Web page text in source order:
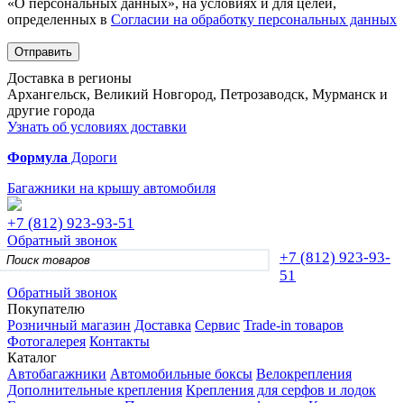
определенных в Согласии на обработку персональных данных
Отправить
Доставка в регионы
Архангельск, Великий Новгород, Петрозаводск, Мурманск и
другие города
Узнать об условиях доставки
Формула Дороги
Багажники на крышу автомобиля
+7 (812) 923-93-51
Обратный звонок
+7 (812) 923-93-
51
Обратный звонок
Покупателю
Розничный магазин Доставка Сервис Trade-in товаров
Фотогалерея Контакты
Каталог
Автобагажники Автомобильные боксы Велокрепления
Дополнительные крепления Крепления для серфов и лодок